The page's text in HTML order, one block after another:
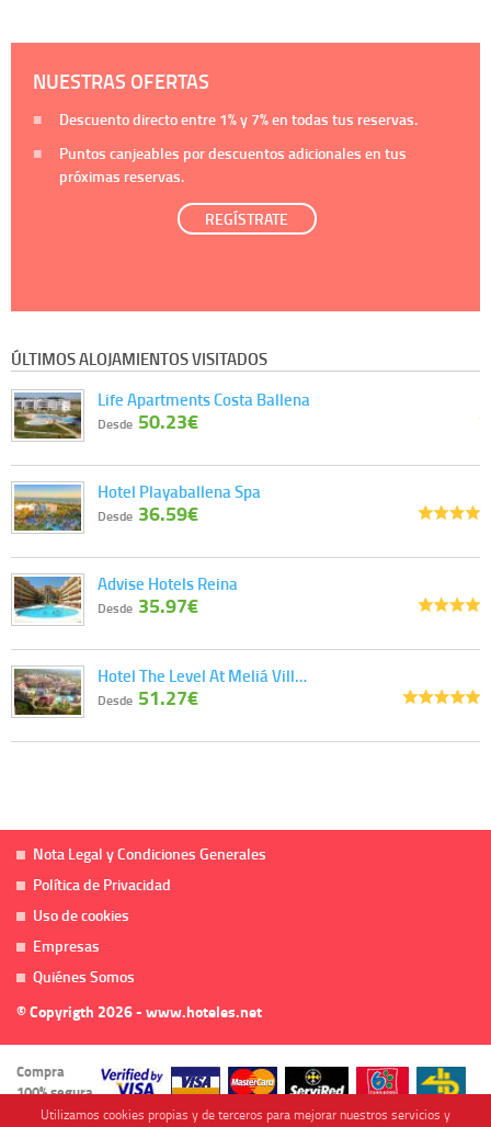
NUESTRAS OFERTAS
Descuento directo entre 1%y 7%en todas tus reservas.
Puntos canjeables por descuentos adicionales en tus
próximas reservas.
REGÍSTRATE
ÚLTIMOS ALOJAMIENTOS VISITADOS
Life Apartments Costa Ballena
Desde 50.23€
Hotel Playaballena Spa
Desde 36.59€
Advise Hotels Reina
Desde 35.97€
Hotel The Level At Meliá Vill…
Desde 51.27€
Nota Legal y Condiciones Generales
Política de Privacidad
Uso de cookies
Empresas
Quiénes Somos
© Copyrigth 2026 - www.hoteles.net
Compra
100% segura
Utilizamos cookies propias y de terceros para mejorar nuestros servicios y